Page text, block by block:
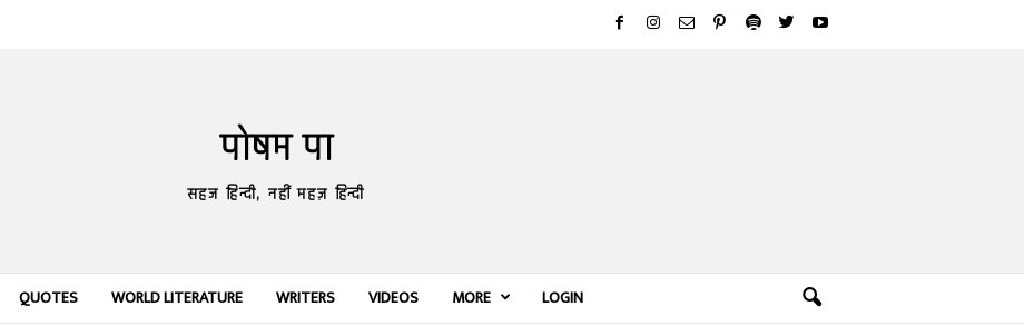
पोषम पा
सहज हिन्दी, नहीं महज़ हिन्दी
QUOTES WORLD LITERATURE WRITERS VIDEOS MORE LOGIN